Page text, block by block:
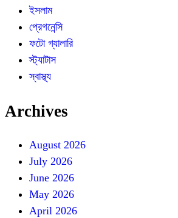
ইসলাম
প্রেগনেন্সি
ফটো গ্যালারি
স্ট্যাটাস
স্বাস্থ্য
Archives
August 2026
July 2026
June 2026
May 2026
April 2026